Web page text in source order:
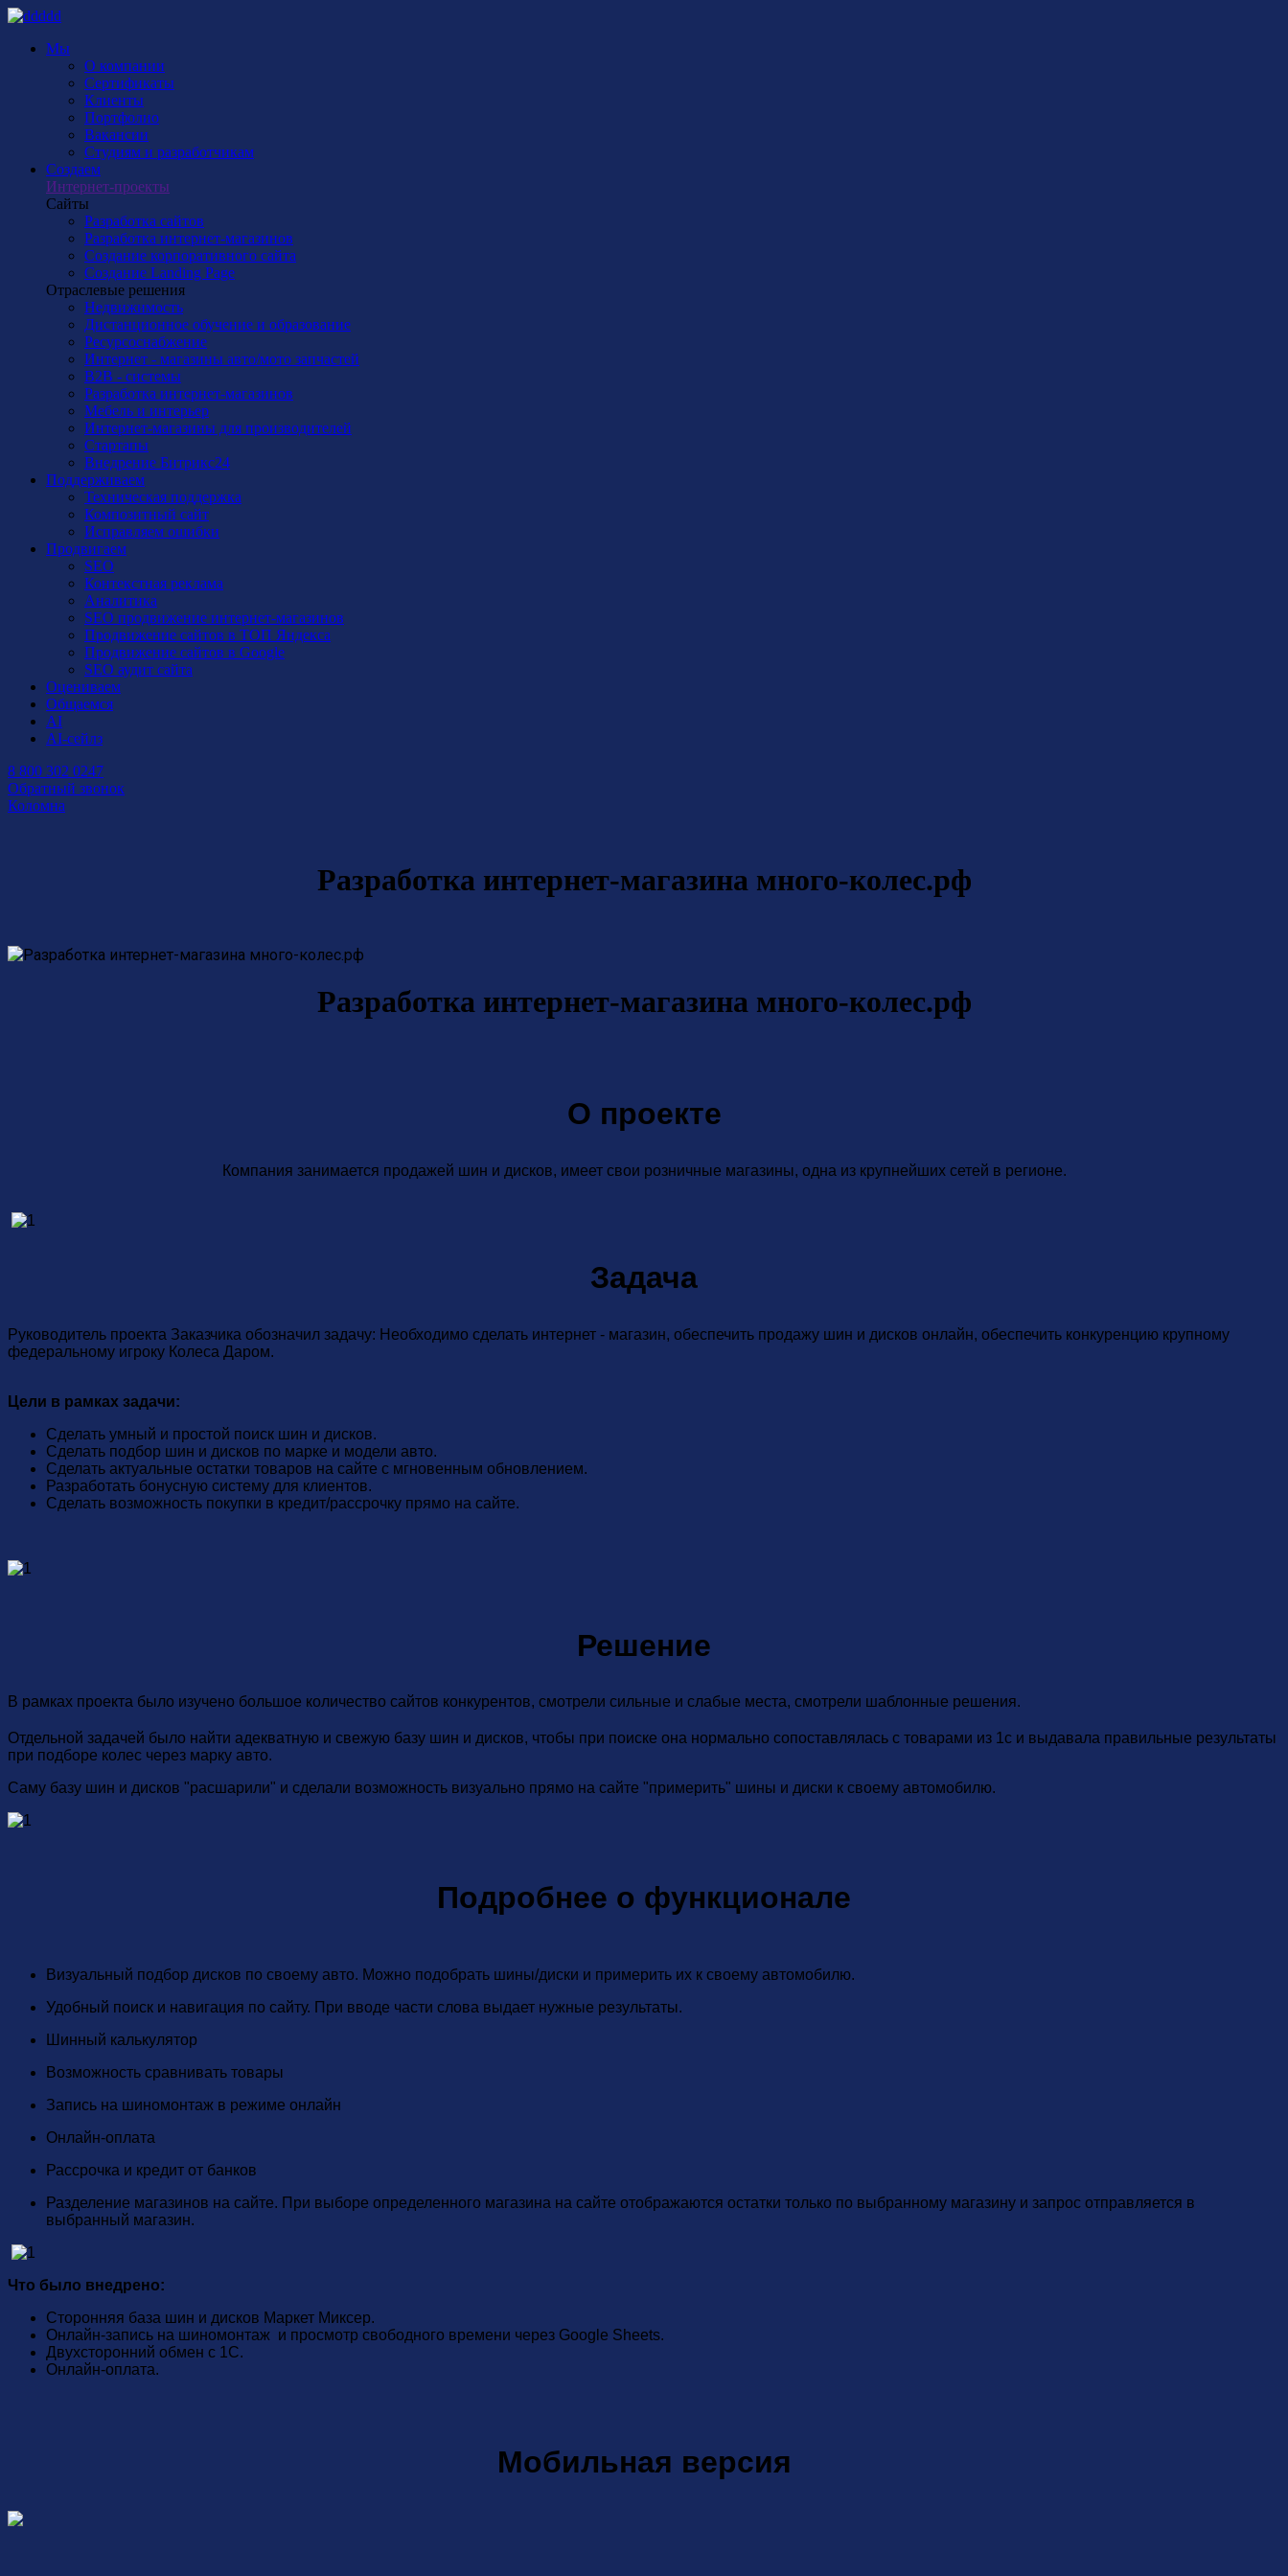
Мы
О компании
Сертификаты
Клиенты
Портфолио
Вакансии
Студиям и разработчикам
Создаем
Интернет-проекты
Сайты
Разработка сайтов
Разработка интернет-магазинов
Создание корпоративного сайта
Создание Landing Page
Отраслевые решения
Недвижимость
Дистанционное обучение и образование
Ресурсоснабжение
Интернет - магазины авто/мото запчастей
B2B - системы
Разработка интернет-магазинов
Мебель и интерьер
Интернет-магазины для производителей
Стартапы
Внедрение Битрикс24
Поддерживаем
Техническая поддержка
Композитный сайт
Исправляем ошибки
Продвигаем
SEO
Контекстная реклама
Аналитика
SEO продвижение интернет-магазинов
Продвижение сайтов в ТОП Яндекса
Продвижение сайтов в Google
SEO аудит сайта
Оцениваем
Общаемся
AI
AI-сейлз
8 800 302 0247
Обратный звонок
Коломна
Разработка интернет-магазина много-колес.рф
Разработка интернет-магазина много-колес.рф
О проекте
Компания занимается продажей шин и дисков, имеет свои розничные магазины, одна из крупнейших сетей в регионе.
Задача
Руководитель проекта Заказчика обозначил задачу: Необходимо сделать интернет - магазин, обеспечить продажу шин и дисков онлайн, обеспечить конкуренцию крупному
федеральному игроку Колеса Даром.
Цели в рамках задачи:
Сделать умный и простой поиск шин и дисков.
Сделать подбор шин и дисков по марке и модели авто.
Сделать актуальные остатки товаров на сайте с мгновенным обновлением.
Разработать бонусную систему для клиентов.
Сделать возможность покупки в кредит/рассрочку прямо на сайте.
Решение
В рамках проекта было изучено большое количество сайтов конкурентов, смотрели сильные и слабые места, смотрели шаблонные решения.
Отдельной задачей было найти адекватную и свежую базу шин и дисков, чтобы при поиске она нормально сопоставлялась с товарами из 1с и выдавала правильные результаты
при подборе колес через марку авто.
Саму базу шин и дисков "расшарили" и сделали возможность визуально прямо на сайте "примерить" шины и диски к своему автомобилю.
Подробнее о функционале
Визуальный подбор дисков по своему авто. Можно подобрать шины/диски и примерить их к своему автомобилю.
Удобный поиск и навигация по сайту. При вводе части слова выдает нужные результаты.
Шинный калькулятор
Возможность сравнивать товары
Запись на шиномонтаж в режиме онлайн
Онлайн-оплата
Рассрочка и кредит от банков
Разделение магазинов на сайте. При выборе определенного магазина на сайте отображаются остатки только по выбранному магазину и запрос отправляется в
выбранный магазин.
Что было внедрено:
Сторонняя база шин и дисков Маркет Миксер.
Онлайн-запись на шиномонтаж и просмотр свободного времени через Google Sheets.
Двухсторонний обмен с 1С.
Онлайн-оплата.
Мобильная версия